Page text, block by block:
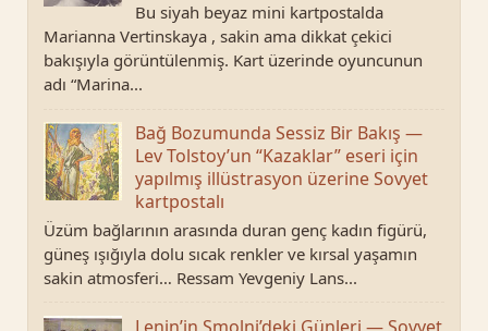
Bu siyah beyaz mini kartpostalda
Marianna Vertinskaya , sakin ama dikkat çekici
bakışıyla görüntülenmiş. Kart üzerinde oyuncunun
adı “Marina...
Bağ Bozumunda Sessiz Bir Bakış —
Lev Tolstoy’un “Kazaklar” eseri için
yapılmış illüstrasyon üzerine Sovyet
kartpostalı
Üzüm bağlarının arasında duran genç kadın figürü,
güneş ışığıyla dolu sıcak renkler ve kırsal yaşamın
sakin atmosferi… Ressam Yevgeniy Lans...